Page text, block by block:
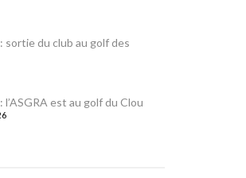
sortie du club au golf des
l’ASGRA est au golf du Clou